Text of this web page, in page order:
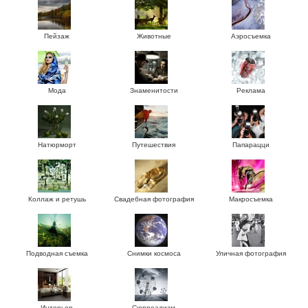
Пейзаж Животные Аэросъемка
Мода Знаменитости Реклама
Натюрморт Путешествия Папарацци
Коллаж и ретушь Свадебная фотография Макросъемка
Подводная съемка Снимки космоса Уличная фотография